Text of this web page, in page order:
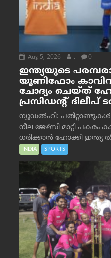
Aug 5, 2026 . 0
ഇന്ത്യയുടെ
യൂണിഫോം
ചോദ്യം ചെയ്ത്
പ്രസിഡന്റ് ദിലീപ്
ന്യൂഡൽഹി:
നീല ജേഴ്‌സി മാറ്റി പകരം
ധരിക്കാൻ ഹോക്കി ഇന്ത്യ
INDIA SPORTS